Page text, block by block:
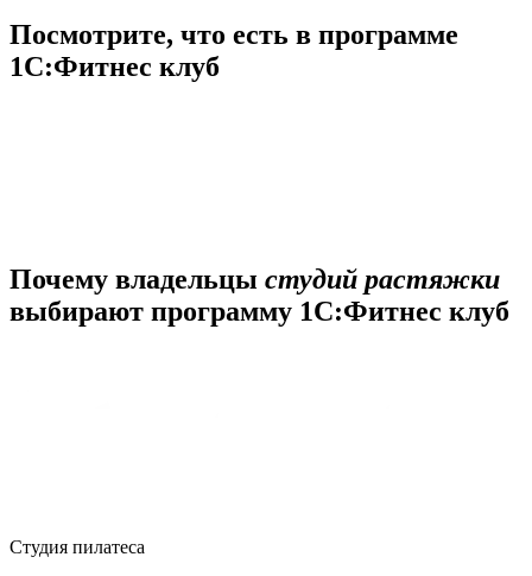
Посмотрите, что есть в программе
1С:Фитнес клуб
Почему владельцы студий растяжки
выбирают программу 1С:Фитнес клуб
Студия пилатеса